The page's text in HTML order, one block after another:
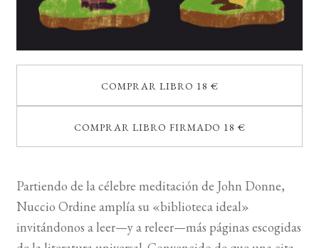
COMPRAR LIBRO 18 €
COMPRAR LIBRO FIRMADO 18 €
Partiendo de la célebre meditación de John Donne,
Nuccio Ordine amplía su «biblioteca ideal»
invitándonos a leer—y a releer—más páginas escogidas